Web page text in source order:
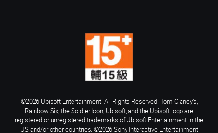
©2026 Ubisoft Entertainment. All Rights Reserved. Tom Clancy’s,
Rainbow Six, the Soldier Icon, Ubisoft, and the Ubisoft logo are
registered or unregistered trademarks of Ubisoft Entertainment in the
US and/or other countries. ©2026 Sony Interactive Entertainment